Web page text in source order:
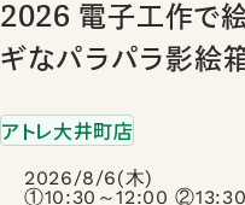
2026 電子工作で絵
ギなパラパラ影絵箱
アトレ大井町店
2026/8/6(木)
①10:30～12:00